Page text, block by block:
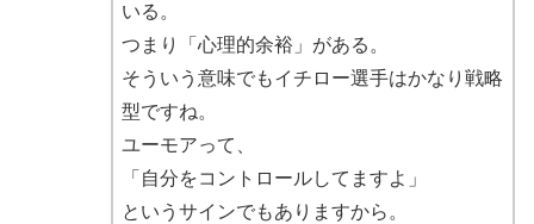
いる。
つまり「心理的余裕」がある。
そういう意味でもイチロー選手はかなり戦略
型ですね。
ユーモアって、
「自分をコントロールしてますよ」
というサインでもありますから。